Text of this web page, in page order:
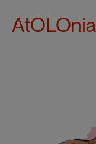
AtOLOnia